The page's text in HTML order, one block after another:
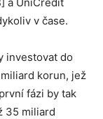
v čase.
investovat do
korun, jež
fázi by tak
35 miliard